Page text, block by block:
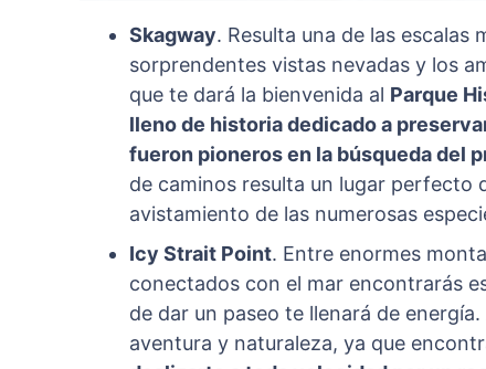
Skagway. Resulta una de las escalas
sorprendentes vistas nevadas y los
que te dará la bienvenida al Parque
lleno de historia dedicado a
fueron pioneros en la búsqueda del
de caminos resulta un lugar perfecto
avistamiento de las numerosas
Icy Strait Point. Entre enormes
conectados con el mar encontrarás
de dar un paseo te llenará de
aventura y naturaleza, ya que